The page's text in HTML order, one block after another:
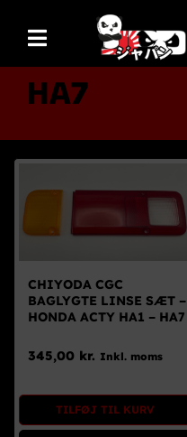
contentToggle
Navigation
Reservedele
Servicedele
JDM Lifestyle
Brugte Dele
HA7
CHIYODA CGC
BAGLYGTE LINSE SÆT –
HONDA ACTY HA1 – HA7
345,00 kr. Inkl. moms
TILFØJ TIL KURV